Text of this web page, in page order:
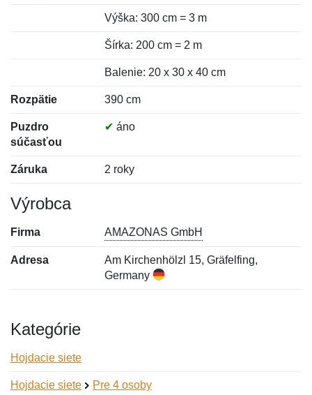
Výška: 300 cm = 3 m
Šírka: 200 cm = 2 m
Balenie: 20 x 30 x 40 cm
Rozpätie 390 cm
Puzdro
súčasťou
✔ áno
Záruka 2 roky
Výrobca
Firma AMAZONAS GmbH
Adresa
Am Kirchenhölzl 15, Gräfelfing,
Germany
Kategórie
Hojdacie siete
Hojdacie siete Pre 4 osoby